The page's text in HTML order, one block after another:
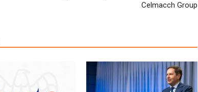
Celmacch Group